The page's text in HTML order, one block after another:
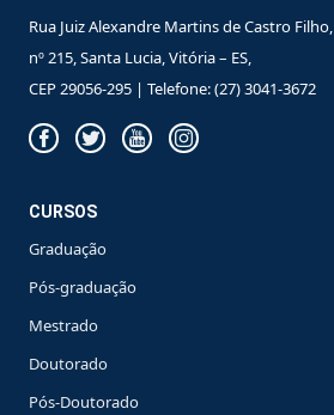
Rua Juiz Alexandre Martins de Castro Filho,
nº 215, Santa Lucia, Vitória – ES,
CEP 29056-295 | Telefone: (27) 3041-3672
CURSOS
Graduação
Pós-graduação
Mestrado
Doutorado
Pós-Doutorado